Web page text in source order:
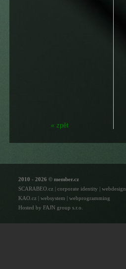
« zpět
2010 - 2026 © member.cz
SCARABEO.cz | corporate identity | webdesign
KAO.cz | websystem | webprogramming
Hosted by FAJN group s.r.o.